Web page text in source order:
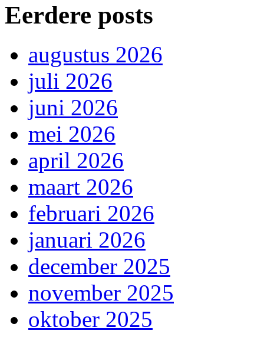
Eerdere posts
augustus 2026
juli 2026
juni 2026
mei 2026
april 2026
maart 2026
februari 2026
januari 2026
december 2025
november 2025
oktober 2025